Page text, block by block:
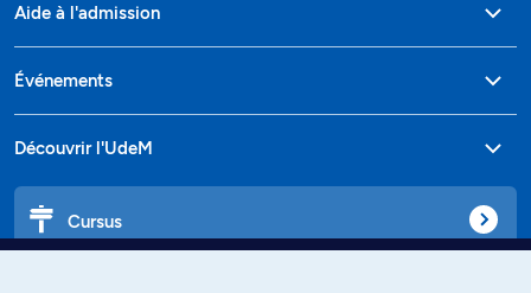
Aide à l'admission
Événements
Découvrir l'UdeM
Cursus